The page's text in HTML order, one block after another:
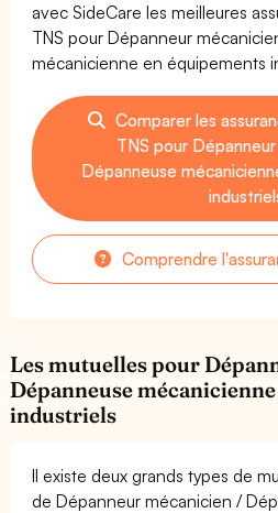
avec SideCare les meilleures
TNS pour Dépanneur
mécanicienne en équipements
Comparer les
TNS pour
Dépanneuse
Comprendre
Les mutuelles pour
Dépanneuse
industriels
Il existe deux grands types de
de Dépanneur mécanicien /